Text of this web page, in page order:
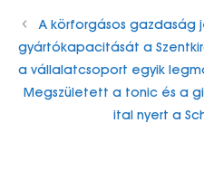
A körforgásos gazdaság
gyártókapacitását a
a vállalatcsoport egyik
Megszületett a tonic és a
ital nyert a